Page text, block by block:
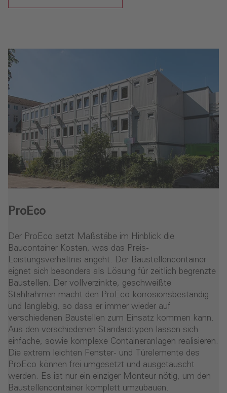
ProEco
Der ProEco setzt Maßstäbe im Hinblick die
Baucontainer Kosten, was das Preis-
Leistungsverhältnis angeht. Der Baustellencontainer
eignet sich besonders als Lösung für zeitlich begrenzte
Baustellen. Der vollverzinkte, geschweißte
Stahlrahmen macht den ProEco korrosionsbeständig
und langlebig, so dass er immer wieder auf
verschiedenen Baustellen zum Einsatz kommen kann.
Aus den verschiedenen Standardtypen lassen sich
einfache, sowie komplexe Containeranlagen realisieren.
Die extrem leichten Fenster- und Türelemente des
ProEco können frei umgesetzt und ausgetauscht
werden. Es ist nur ein einziger Monteur nötig, um den
Baustellencontainer komplett umzubauen.